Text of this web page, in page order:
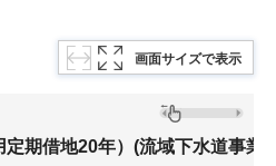
画面サイズで表示
期借地20年）(流域下水道事業